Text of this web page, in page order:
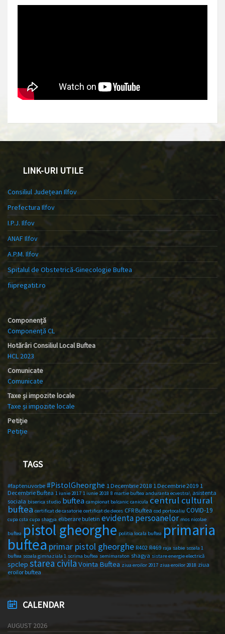
LINK-URI UTILE
Consiliul Județean Ilfov
Prefectura Ilfov
I.P.J. Ilfov
ANAF Ilfov
A.P.M. Ilfov
Spitalul de Obstetrică-Ginecologie Buftea
fiipregatit.ro
Componență
Componență CL
Hotărâri Consiliul Local Buftea
HCL 2023
Comunicate
Comunicate
Taxe și impozite locale
Taxe și impozite locale
Petiție
Petiție
TAGS
#faptenuvorbe #PistolGheorghe 1 Decembrie 2018 1 Decembrie 2019 1
Decembrie Buftea 1 iunie 2017 1 iunie 2018 8 martie buftea anduranta ecvestra\ asistenta
sociala biserica studio buftea campionat balcanic canicula centrul cultural
buftea certificat de casatorie certificat de deces CFR Buftea cod portocaliu COVID-19
cupa csta cupa shagya eliberare buletin evidenta persoanelor mos nicolae
buftea pistol gheorghe politia locala buftea primaria
buftea primar pistol gheorghe R402 R469 raja sabie scoala 1
buftea scoala gimnaziala 1 scrima buftea semimaraton shagya sistare energie electrică
spclep starea civila Vointa Buftea ziua eroilor 2017 ziua eroilor 2018 ziua
eroilor buftea
CALENDAR
AUGUST 2026